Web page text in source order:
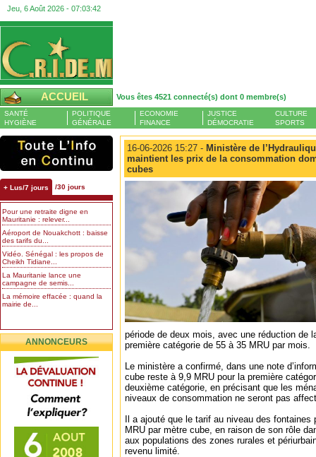
Jeu, 6 Août 2026 - 07:03:42
ACCUEIL Vous êtes 4521 connecté(s) dont 0 membre(s)
SANTÉ
HYGIÈNE
POLITIQUE
GÉNÉRALE
ECONOMIE
FINANCE
JUSTICE
DÉMOCRATIE
CULTURE
SPORTS
+ Lus/7 jours /30 jours
Pour une retraite digne en
Mauritanie : relever...
Aéroport de Nouakchott : baisse
des tarifs du...
Vidéo. Sénégal : les propos de
Cheikh Tidiane...
La Mauritanie lance une
campagne de semis...
La mémoire effacée : quand la
mairie de...
ANNONCEURS
16-06-2026 15:27 - Ministère de
maintient les prix de la consommation
cubes
période de deux mois, avec une réduction de
première catégorie de 55 à 35 MRU par mois.
Le ministère a confirmé, dans une note
cube reste à 9,9 MRU pour la première
deuxième catégorie, en précisant que les
niveaux de consommation ne seront pas
Il a ajouté que le tarif au niveau des
MRU par mètre cube, en raison de son rôle
aux populations des zones rurales et
revenu limité.